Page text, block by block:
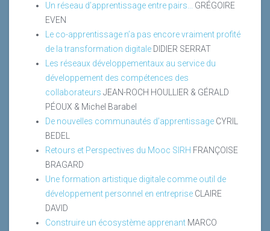
Un réseau d’apprentissage entre pairs...
GRÉGOIRE
EVEN
Le co-apprentissage n’a pas encore vraiment profité
de la transformation digitale DIDIER SERRAT
Les réseaux développementaux au service du
développement des compétences des
collaborateurs JEAN-ROCH HOULLIER & GÉRALD
PÉOUX & Michel Barabel
De nouvelles communautés d’apprentissage CYRIL
BEDEL
Retours et Perspectives du Mooc SIRH FRANÇOISE
BRAGARD
Une formation artistique digitale comme outil de
développement personnel en entreprise CLAIRE
DAVID
Construire un écosystème apprenant MARCO